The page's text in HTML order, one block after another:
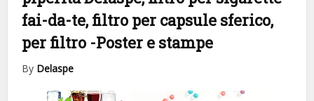
fai-da-te, filtro per capsule sferico,
per filtro -Poster e stampe
By Delaspe